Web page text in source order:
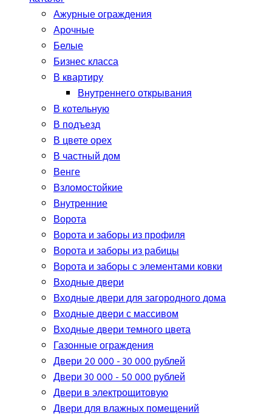
Ажурные ограждения
Арочные
Белые
Бизнес класса
В квартиру
Внутреннего открывания
В котельную
В подъезд
В цвете орех
В частный дом
Венге
Взломостойкие
Внутренние
Ворота
Ворота и заборы из профиля
Ворота и заборы из рабицы
Ворота и заборы с элементами ковки
Входные двери
Входные двери для загородного дома
Входные двери с массивом
Входные двери темного цвета
Газонные ограждения
Двери 20 000 - 30 000 рублей
Двери 30 000 - 50 000 рублей
Двери в электрощитовую
Двери для влажных помещений